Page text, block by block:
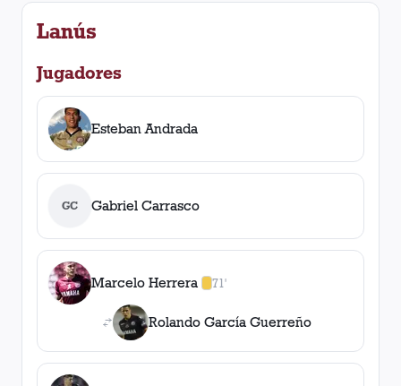
Lanús
Jugadores
Esteban Andrada
GC Gabriel Carrasco
Marcelo Herrera 71'
1amarilla
Rolando García Guerreño